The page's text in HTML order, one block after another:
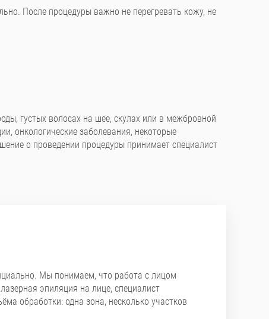
После процедуры важно не перегревать кожу, не
густых волосах на шее, скулах или в межбровной
онкологические заболевания, некоторые
о проведении процедуры принимает специалист
Мы понимаем, что работа с лицом
эпиляция на лице, специалист
обработки: одна зона, несколько участков